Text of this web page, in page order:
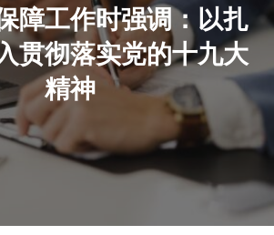
障工作时强调：以扎
贯彻落实党的十九大
精神